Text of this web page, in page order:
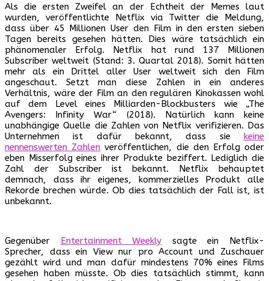
Als die ersten Zweifel an der Echtheit der Memes laut
wurden, veröffentlichte Netflix via Twitter die Meldung,
dass über 45 Millionen User den Film in den ersten sieben
Tagen bereits gesehen hätten. Dies wäre tatsächlich ein
phänomenaler Erfolg. Netflix hat rund 137 Millionen
Subscriber weltweit (Stand: 3. Quartal 2018). Somit hätten
mehr als ein Drittel aller User weltweit sich den Film
angeschaut. Setzt man diese Zahlen in ein anderes
Verhältnis, wäre der Film an den regulären Kinokassen wohl
auf dem Level eines Milliarden-Blockbusters wie „The
Avengers: Infinity War“ (2018). Natürlich kann keine
unabhängige Quelle die Zahlen von Netflix verifizieren. Das
Unternehmen ist dafür bekannt, dass sie keine
nennenswerten Zahlen veröffentlichen, die den Erfolg oder
eben Misserfolg eines ihrer Produkte beziffert. Lediglich die
Zahl der Subscriber ist bekannt. Netflix behauptet
demnach, dass ihr eigenes, kommerzielles Produkt alle
Rekorde brechen würde. Ob dies tatsächlich der Fall ist, ist
unbekannt.
Gegenüber Entertainment Weekly sagte ein Netflix-
Sprecher, dass ein View nur pro Account und Zuschauer
gezählt wird und man dafür mindestens 70% eines Films
gesehen haben müsste. Ob dies tatsächlich stimmt, kann